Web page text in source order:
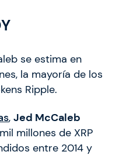
se estima en
la mayoría de los
Ripple.
, Jed McCaleb
millones de XRP
entre 2014 y